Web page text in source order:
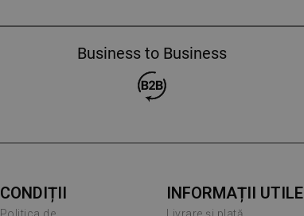
Business to Business
CONDIȚII INFORMAȚII UTILE